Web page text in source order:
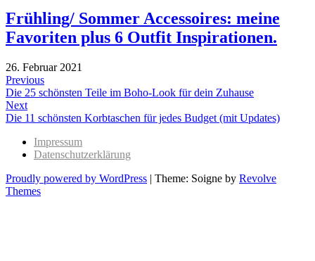
Frühling/ Sommer Accessoires: meine
Favoriten plus 6 Outfit Inspirationen.
26. Februar 2021
Beitragsnavigation
Previous
Previous
post:
Die 25 schönsten Teile im Boho-Look für dein Zuhause
Next
Next
Die 11 schönsten Korbtaschen für jedes Budget (mit Updates)
Impressum
Datenschutzerklärung
Proudly powered by WordPress | Theme: Soigne by Revolve
Themes